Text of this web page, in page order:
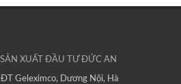
XUẤT ĐẦU TƯ ĐỨC AN
Geleximco, Dương Nội, Hà